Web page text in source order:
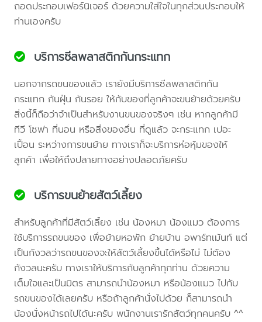
ถอดประกอบเฟอร์นิเจอร์ ด้วยความใส่ใจในทุกส่วนประกอบให้
ท่านเองครับ
บริการซีลพลาสติกกันกระแทก
นอกจากรถขนของแล้ว เรายังมีบริการซีลพลาสติกกัน
กระแทก กันฝุ่น กันรอย ให้กับของที่ลูกค้าจะขนย้ายด้วยครับ
สิ่งนี้ก็ถือว่าจำเป็นสำหรับงานขนของจริงๆ เช่น หากลูกค้ามี
ทีวี โซฟา ที่นอน หรือสิ่งของอื่น ที่ดูแล้ว จะกระแทก เปอะ
เปื้อน ระหว่างการขนย้าย ทางเราก็จะบริการห่อหุ้มของให้
ลูกค้า เพื่อให้ถึงปลายทางอย่างปลอดภัยครับ
บริการขนย้ายสัตว์เลี้ยง
สำหรับลูกค้าที่มีสัตว์เลี้ยง เช่น น้องหมา น้องแมว ต้องการ
ใช้บริการรถขนของ เพื่อย้ายหอพัก ย้ายบ้าน อพาร์ทเม้นท์ แต่
เป็นกังวลว่ารถขนของจะให้สัตว์เลี้ยงขึ้นได้หรือไม่ ไม่ต้อง
กังวลนะครับ ทางเราให้บริการกับลูกค้าทุกท่าน ด้วยความ
เต็มใจและเป็นมิตร สามารถนำน้องหมา หรือน้องแมว ไปกับ
รถขนของได้เลยครับ หรือถ้าลูกค้านั่งไปด้วย ก็สามารถนำ
น้องนั่งหน้ารถไปได้นะครับ พนักงานเรารักสัตว์ทุกคนครับ ^^